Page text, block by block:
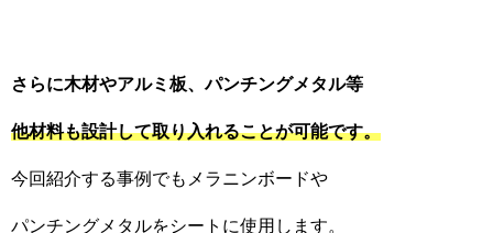
さらに木材やアルミ板、パンチングメタル等
他材料も設計して取り入れることが可能です。
今回紹介する事例でもメラニンボードや
パンチングメタルをシートに使用します。